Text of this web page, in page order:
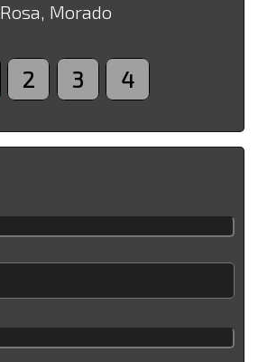
Rosa, Morado
2 3 4